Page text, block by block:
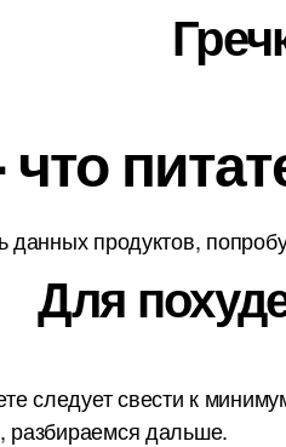
продуктов,
Для
следует свести к
разбираемся дальше.